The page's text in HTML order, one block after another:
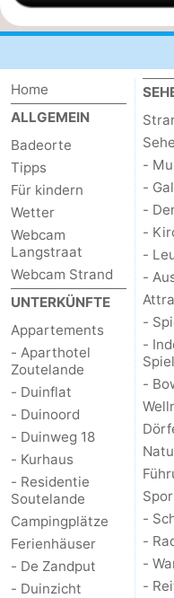
Home
ALLGEMEIN
Badeorte
Tipps
Für kindern
Wetter
Webcam
Langstraat
Webcam Strand
UNTERKÜNFTE
Appartements
- Aparthotel
Zoutelande
- Duinflat
- Duinoord
- Duinweg 18
- Kurhaus
- Residentie
Soutelande
Campingplätze
Ferienhäuser
- De Zandput
- Duinzicht
-
-
-
-
-
-
-
-
-
-
-
-
-